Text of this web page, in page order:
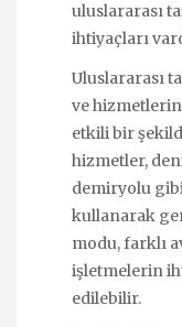
uluslararası
ihtiyaçları
Uluslararası
ve
etkili bir
hizmetler,
demiryolu
kullanarak
modu, farklı
işletmelerin
edilebilir.